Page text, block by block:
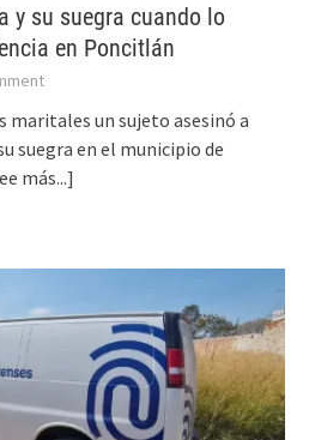
y su suegra cuando lo
en Poncitlán
maritales un sujeto asesinó a
suegra en el municipio de
más...]